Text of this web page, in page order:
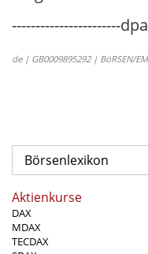
-----------------------
de | GB0009895292 | BöRSEN/
Börsenlexikon
Aktienkurse
DAX
MDAX
TECDAX